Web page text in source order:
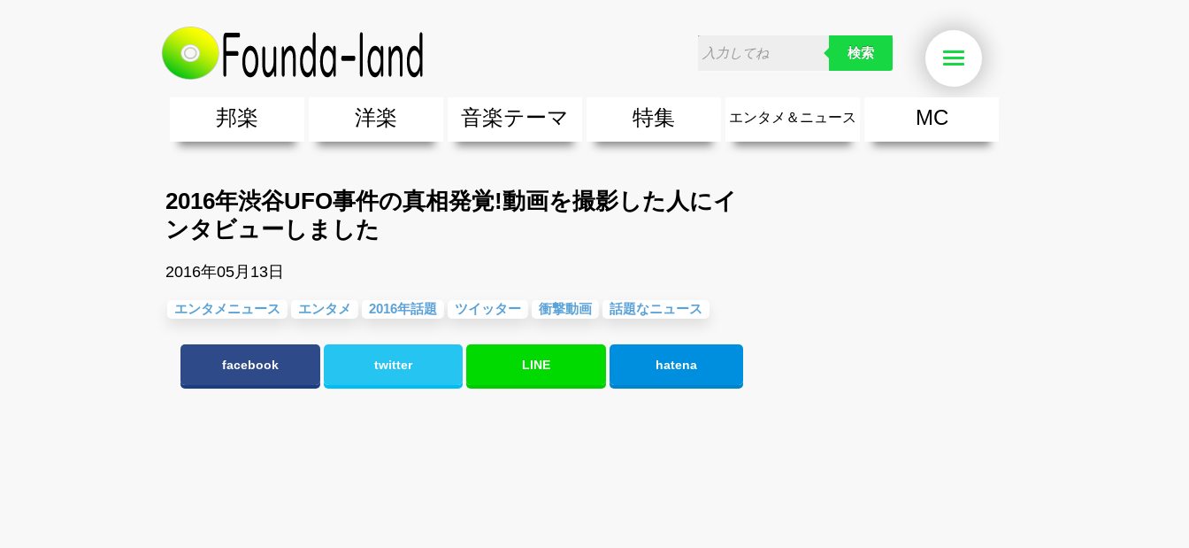
検索
邦楽
邦楽ポップス(J-POP)
邦楽ロック(J-ROCK)
K-POP
アニソン/ボカロ
アイドル
ヴィジュアル系(V系)
邦楽男性アーティスト
邦楽女性アーティスト
男女グループ・デュエット・その他
2019年・2018年・2017年「邦楽」の人気＆おすすめ
洋楽
EDM(エレクトロニック・ダンス・ミュージック)
クラブミュージック
ダンスミュージック
洋楽男性アーティスト
洋楽女性アーティスト
男女グループ・デュエット・その他
【洋楽】夏歌(サマーソング)
2019年・2018年・2017年「洋楽」の人気＆おすすめ
音楽テーマ
最新のヒット曲&流行・話題の歌
人気曲&おすすめ
音楽ランキング
ラブソング(恋愛ソング)
応援ソング
バラード・歌詞が泣ける歌
友達&友情ソング・青春ソング
スポーツ・部活応援ソング
卒業ソング&入学ソング
10、20代に人気・話題・流行・おすすめな邦楽＆洋楽
SNS・音楽アプリで10・20代に人気&おすすめな曲
勉強・試験・受験応援ソング 知識に役立つ歌
春うた&桜ソング
夏歌(サマーソング)
ハロウィンソング&秋の歌
冬歌&クリスマスソング
元気が出る歌・やる気が出る曲・明るい曲・楽しい歌・勇気が出る歌
テンションが上がる歌&盛り上がる曲
大切な人に贈る歌&ありがとうソング(感謝の歌)
お別れの曲・旅立ちの歌
パーティーソング
ドライブ音楽BGM
カラオケ
誕生日ソング&お祝いの歌
ウェディングソング・結婚式の曲
メロディ・曲の雰囲気別
音楽BGM&メドレー
学校(行事・合唱)曲
発売年代別・年齢別 人気音楽
自然音BGM・癒しの音楽(リラックス・ヒーリング)
"総"アーティスト
特集
エンタメ
エンタメ＆ニュース
音楽ニュース
エンタメニュース
MC
2016年渋谷UFO事件の真相発覚!動画を撮影した人にイ
ンタビューしました
2016年05月13日
エンタメニュース エンタメ 2016年話題 ツイッター 衝撃動画 話題なニュース
facebook twitter LINE hatena